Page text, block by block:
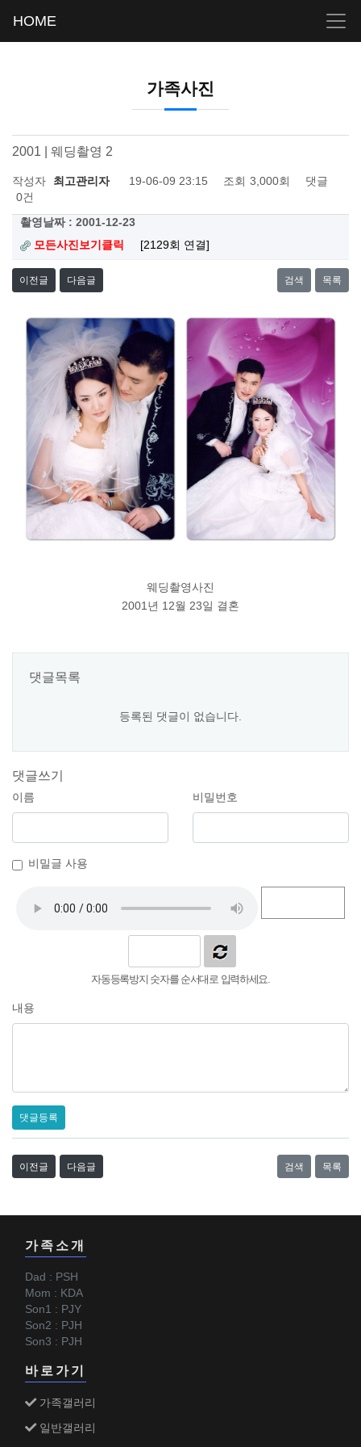
HOME
가족사진
2001 | 웨딩촬영 2
작성자 최고관리자 19-06-09 23:15 조회 3,000회
댓글
0건
촬영날짜 : 2001-12-23
모든사진보기클릭
[2129회 연결]
이전글 다음글 검색 목록
웨딩촬영사진
2001년 12월 23일 결혼
댓글목록
등록된 댓글이 없습니다.
댓글쓰기
이름 비밀번호
비밀글 사용
자동등록방지 숫자를 순서대로 입력하세요.
내용
댓글등록
이전글 다음글 검색 목록
가족소개
Dad : PSH
Mom : KDA
Son1 : PJY
Son2 : PJH
Son3 : PJH
바로가기
가족갤러리
일반갤러리